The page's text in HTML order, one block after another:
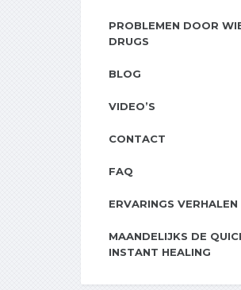
PROBLEMEN DOOR
DRUGS
BLOG
VIDEO’S
CONTACT
FAQ
ERVARINGS VERHALEN
MAANDELIJKS DE
INSTANT HEALING